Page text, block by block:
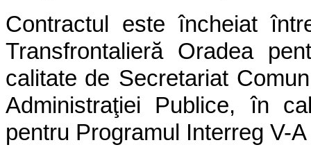
Contractul este încheiat
Transfrontalieră Oradea
calitate de Secretariat
Administraţiei Publice,
în
pentru Programul Interreg V-